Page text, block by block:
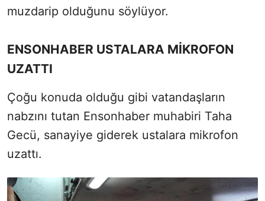
muzdarip olduğunu söylüyor.
ENSONHABER USTALARA MİKROFON
UZATTI
Çoğu konuda olduğu gibi vatandaşların
nabzını tutan Ensonhaber muhabiri Taha
Gecü, sanayiye giderek ustalara mikrofon
uzattı.